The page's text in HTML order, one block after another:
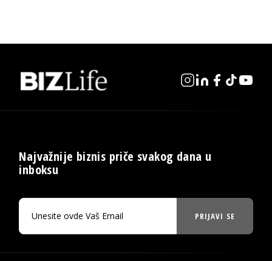
Najvažnije biznis priče svakog dana u
inboksu
PRIJAVI SE